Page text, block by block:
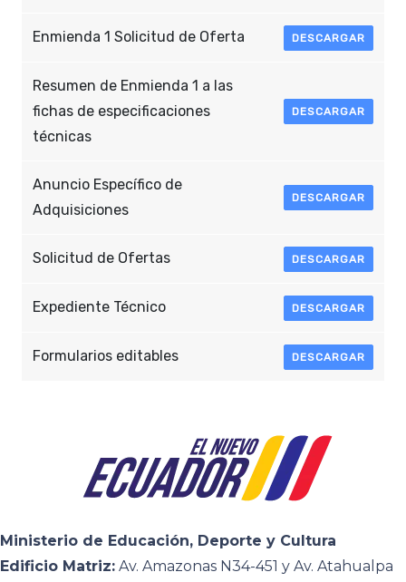
Enmienda 1 Solicitud de Oferta DESCARGAR
Resumen de Enmienda 1 a las
fichas de especificaciones
técnicas
DESCARGAR
Anuncio Específico de
Adquisiciones
DESCARGAR
Solicitud de Ofertas DESCARGAR
Expediente Técnico DESCARGAR
Formularios editables DESCARGAR
Ministerio de Educación, Deporte y Cultura
Edificio Matriz: Av. Amazonas N34-451 y Av. Atahualpa